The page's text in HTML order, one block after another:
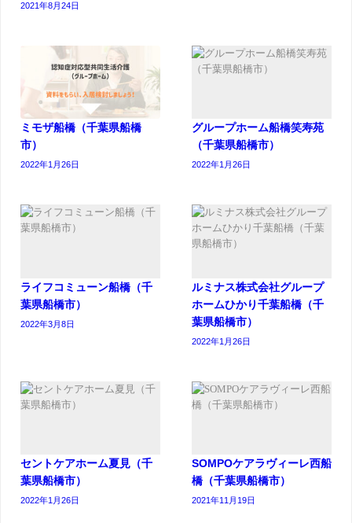
2021年8月24日
ミモザ船橋（千葉県船橋
市）
2022年1月26日
グループホーム船橋笑寿苑
（千葉県船橋市）
2022年1月26日
ライフコミューン船橋（千
葉県船橋市）
2022年3月8日
ルミナス株式会社グループ
ホームひかり千葉船橋（千
葉県船橋市）
2022年1月26日
セントケアホーム夏見（千
葉県船橋市）
2022年1月26日
SOMPOケアラヴィーレ西船
橋（千葉県船橋市）
2021年11月19日